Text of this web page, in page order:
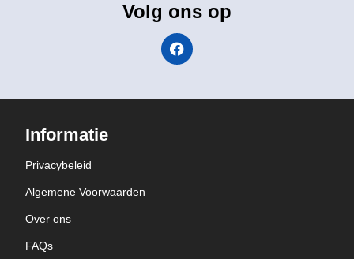
Volg ons op
Informatie
Privacybeleid
Algemene Voorwaarden
Over ons
FAQs